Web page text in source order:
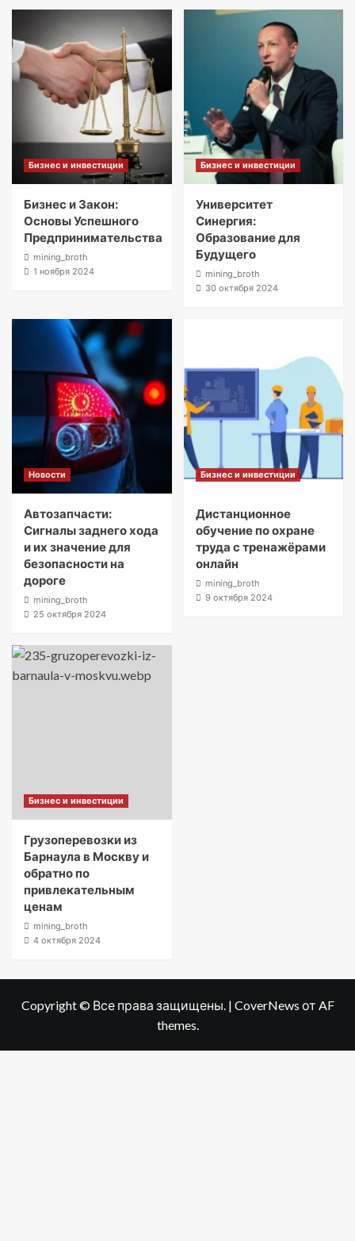
Бизнес и инвестиции
Бизнес и Закон:
Основы Успешного
Предпринимательства
mining_broth
1 ноября 2024
Бизнес и инвестиции
Университет
Синергия:
Образование для
Будущего
mining_broth
30 октября 2024
Новости
Автозапчасти:
Сигналы заднего хода
и их значение для
безопасности на
дороге
mining_broth
25 октября 2024
Бизнес и инвестиции
Дистанционное
обучение по охране
труда с тренажёрами
онлайн
mining_broth
9 октября 2024
Бизнес и инвестиции
Грузоперевозки из
Барнаула в Москву и
обратно по
привлекательным
ценам
mining_broth
4 октября 2024
Copyright © Все права защищены. | CoverNews от AF
themes.